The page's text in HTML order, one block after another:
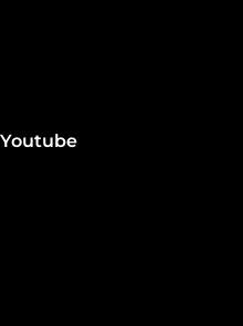
Youtube